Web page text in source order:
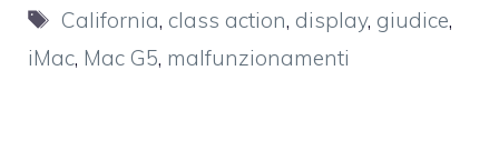
Tag
California, class action, display, giudice,
iMac, Mac G5, malfunzionamenti